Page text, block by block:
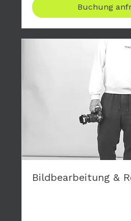
Buchung
Bildbearbeitung &